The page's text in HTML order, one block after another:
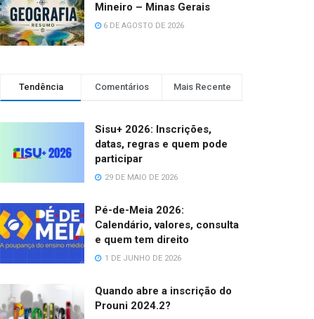
Mineiro – Minas Gerais
6 DE AGOSTO DE 2026
Tendência Comentários Mais Recente
Sisu+ 2026: Inscrições,
datas, regras e quem pode
participar
29 DE MAIO DE 2026
Pé-de-Meia 2026:
Calendário, valores, consulta
e quem tem direito
1 DE JUNHO DE 2026
Quando abre a inscrição do
Prouni 2024.2?